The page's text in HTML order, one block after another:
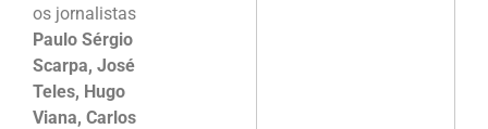
os jornalistas
Paulo Sérgio
Scarpa, José
Teles, Hugo
Viana, Carlos